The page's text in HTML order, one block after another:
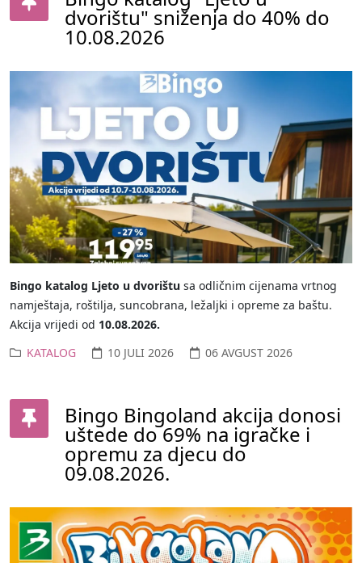
dvorištu" sniženja do 40% do
10.08.2026
Bingo katalog Ljeto u dvorištu sa odličnim cijenama vrtnog
namještaja, roštilja, suncobrana, ležaljki i opreme za baštu.
Akcija vrijedi od 10.08.2026.
KATALOG
10 JULI 2026 06 AVGUST 2026
Bingo Bingoland akcija donosi
uštede do 69% na igračke i
opremu za djecu do
09.08.2026.